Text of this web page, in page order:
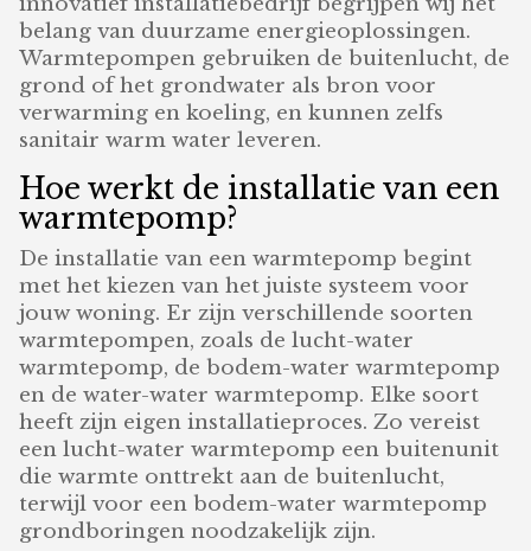
belang van duurzame energieoplossingen.
Warmtepompen gebruiken de buitenlucht, de
grond of het grondwater als bron voor
verwarming en koeling, en kunnen zelfs
sanitair warm water leveren.
Hoe werkt de installatie van een
warmtepomp?
De installatie van een warmtepomp begint
met het kiezen van het juiste systeem voor
jouw woning. Er zijn verschillende soorten
warmtepompen, zoals de lucht-water
warmtepomp, de bodem-water warmtepomp
en de water-water warmtepomp. Elke soort
heeft zijn eigen installatieproces. Zo vereist
een lucht-water warmtepomp een buitenunit
die warmte onttrekt aan de buitenlucht,
terwijl voor een bodem-water warmtepomp
grondboringen noodzakelijk zijn.